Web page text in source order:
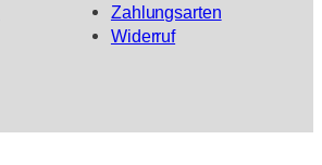
Zahlungsarten
Widerruf